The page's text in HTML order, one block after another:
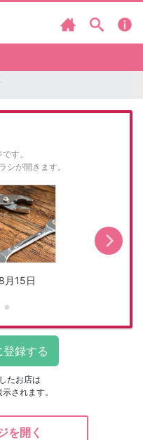
す。
シが開きます。
月15日
たお店は
示されます。
を開く